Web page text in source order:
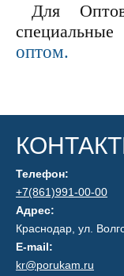
Для
оптом.
Телефон:
+7(861)991-00-00
Адрес:
Краснодар, ул.
E-mail:
kr@porukam.ru